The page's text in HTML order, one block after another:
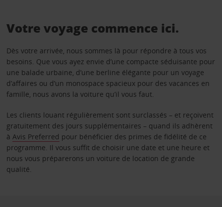
Votre voyage commence ici.
Dès votre arrivée, nous sommes là pour répondre à tous vos
besoins. Que vous ayez envie d’une compacte séduisante pour
une balade urbaine, d’une berline élégante pour un voyage
d’affaires ou d’un monospace spacieux pour des vacances en
famille, nous avons la voiture qu’il vous faut.
Les clients louant régulièrement sont surclassés – et reçoivent
gratuitement des jours supplémentaires – quand ils adhèrent
à Avis Preferred pour bénéficier des primes de fidélité de ce
programme. Il vous suffit de choisir une date et une heure et
nous vous préparerons un voiture de location de grande
qualité.